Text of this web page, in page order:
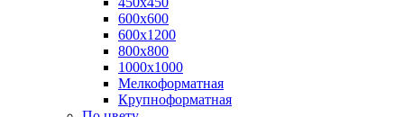
600х600
600х1200
800х800
1000х1000
Мелкоформатная
Крупноформатная